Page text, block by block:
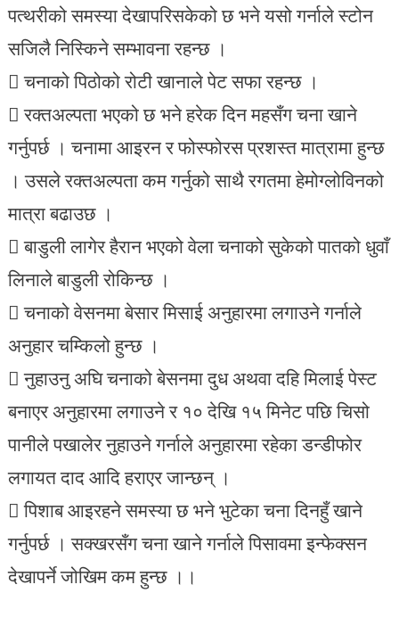
पत्थरीको समस्या देखापरिसकेको छ भने यसो गर्नाले स्टोन
सजिलै निस्किने सम्भावना रहन्छ ।
 चनाको पिठोको रोटी खानाले पेट सफा रहन्छ ।
 रक्तअल्पता भएको छ भने हरेक दिन महसँग चना खाने
गर्नुपर्छ । चनामा आइरन र फोस्फोरस प्रशस्त मात्रामा हुन्छ
। उसले रक्तअल्पता कम गर्नुको साथै रगतमा हेमोग्लोविनको
मात्रा बढाउछ ।
 बाडुली लागेर हैरान भएको वेला चनाको सुकेको पातको धुवाँ
लिनाले बाडुली रोकिन्छ ।
 चनाको वेसनमा बेसार मिसाई अनुहारमा लगाउने गर्नाले
अनुहार चम्किलो हुन्छ ।
 नुहाउनु अघि चनाको बेसनमा दुध अथवा दहि मिलाई पेस्ट
बनाएर अनुहारमा लगाउने र १० देखि १५ मिनेट पछि चिसो
पानीले पखालेर नुहाउने गर्नाले अनुहारमा रहेका डन्डीफोर
लगायत दाद आदि हराएर जान्छन् ।
 पिशाब आइरहने समस्या छ भने भुटेका चना दिनहुँ खाने
गर्नुपर्छ । सक्खरसँग चना खाने गर्नाले पिसावमा इन्फेक्सन
देखापर्ने जोखिम कम हुन्छ ।।